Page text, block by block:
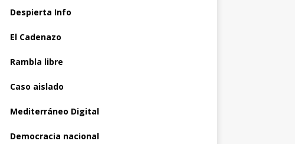
Despierta Info
El Cadenazo
Rambla libre
Caso aislado
Mediterráneo Digital
Democracia nacional